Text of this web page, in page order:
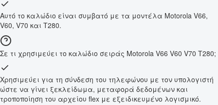
Αυτό το καλώδιο είναι συμβατό με τα μοντέλα Motorola V66,
V60, V70 και T280.
Σε τι χρησιμεύει το καλώδιο σειράς Motorola V66 V60 V70 T280;
Χρησιμεύει για τη σύνδεση του τηλεφώνου με τον υπολογιστή
ώστε να γίνει ξεκλείδωμα, μεταφορά δεδομένων και
τροποποίηση του αρχείου flex με εξειδικευμένο λογισμικό.